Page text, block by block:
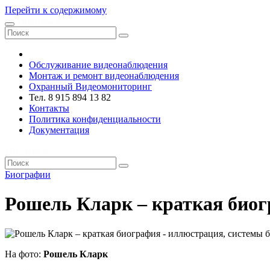
Перейти к содержимому
Обслуживание видеонаблюдения
Монтаж и ремонт видеонаблюдения
Охранный Видеомониторинг
Тел. 8 915 894 13 82
Контакты
Политика конфиденциальности
Документация
Биографии
Рошель Кларк – краткая
На фото: Рошель Кларк